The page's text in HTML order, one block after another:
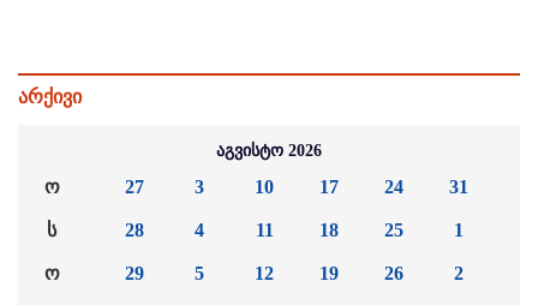
არქივი
აგვისტო 2026
ო
ს
ო
27
28
29
3
4
5
10
11
12
17
18
19
24
25
26
31
1
2